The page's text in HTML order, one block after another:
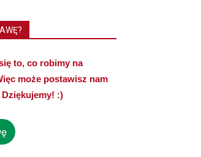
to, co robimy na
może postawisz nam
Dziękujemy! :)